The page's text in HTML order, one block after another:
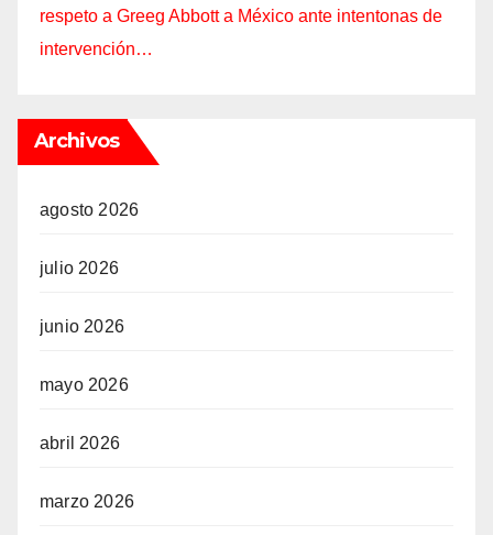
respeto a Greeg Abbott a México ante intentonas de
intervención…
Archivos
agosto 2026
julio 2026
junio 2026
mayo 2026
abril 2026
marzo 2026